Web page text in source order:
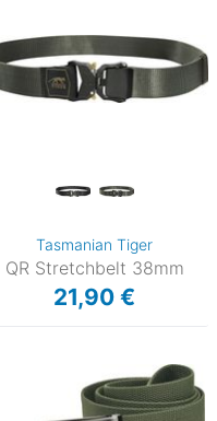
Tasmanian Tiger
QR Stretchbelt 38mm
21,90 €